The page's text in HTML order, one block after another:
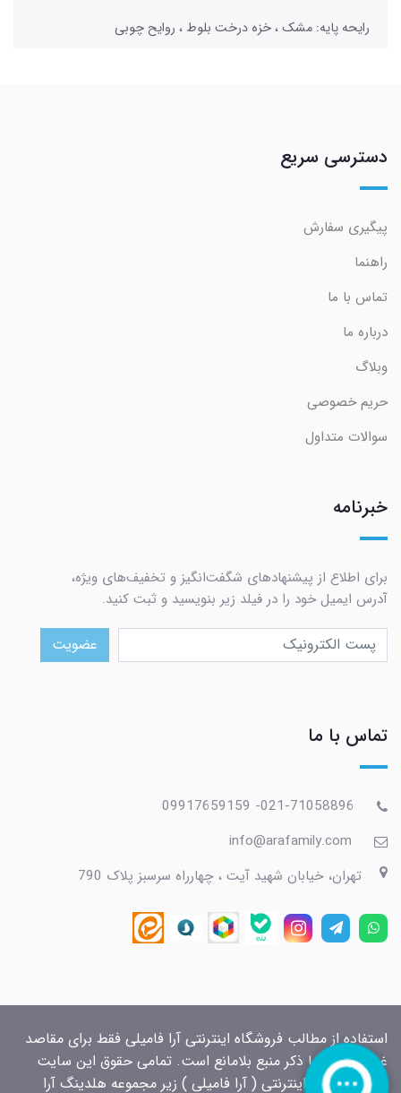
رایحه پایه: مشک ، خزه درخت بلوط ، روایح چوبی
دسترسی سریع
پیگیری سفارش
راهنما
تماس با ما
درباره ما
وبلاگ
حریم خصوصی
سوالات متداول
خبرنامه
برای اطلاع از پیشنهادهای شگفت‌انگیز و تخفیف‌های ویژه،
آدرس ایمیل خود را در فیلد زیر بنویسید و ثبت کنید.
عضویت
تماس با ما
تهران، خیابان شهید آیت ، چهارراه سرسبز پلاک 790
استفاده از مطالب فروشگاه اینترنتی آرا فامیلی فقط برای مقاصد
غیرتجاری و با ذکر منبع بلامانع است. تمامی حقوق این سایت
برای فروشگاه اینترنتی ( آرا فامیلی ) زیر مجموعه هلدینگ آرا